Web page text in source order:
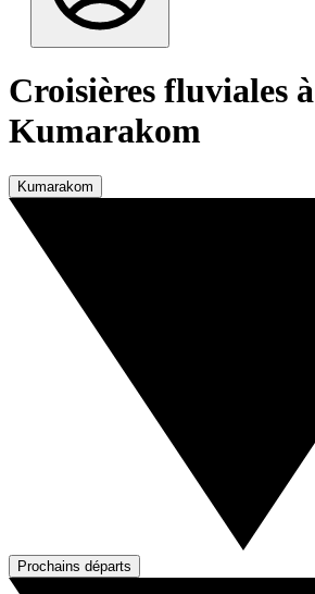
Croisières fluviales à
Kumarakom
Kumarakom
Prochains départs